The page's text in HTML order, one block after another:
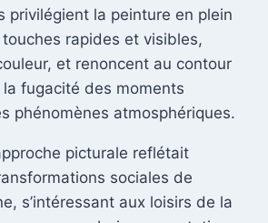
privilégient la peinture en plein
rapides et visibles,
et renoncent au contour
fugacité des moments
phénomènes atmosphériques.
picturale reflétait
sociales de
s’intéressant aux loisirs de la